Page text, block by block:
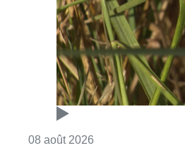
08 août 2026